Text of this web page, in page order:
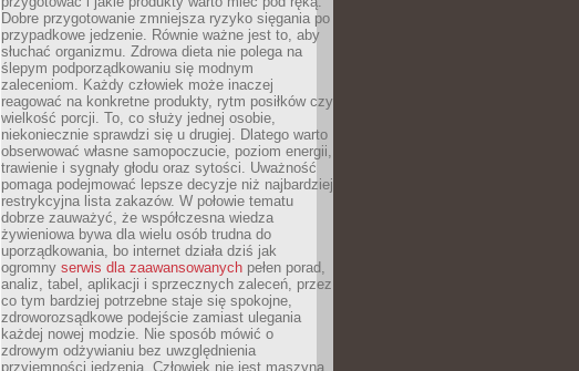
Dobre przygotowanie zmniejsza ryzyko sięgania po
przypadkowe jedzenie. Równie ważne jest to, aby
słuchać organizmu. Zdrowa dieta nie polega na
ślepym podporządkowaniu się modnym
zaleceniom. Każdy człowiek może inaczej
reagować na konkretne produkty, rytm posiłków czy
wielkość porcji. To, co służy jednej osobie,
niekoniecznie sprawdzi się u drugiej. Dlatego warto
obserwować własne samopoczucie, poziom energii,
trawienie i sygnały głodu oraz sytości. Uważność
pomaga podejmować lepsze decyzje niż najbardziej
restrykcyjna lista zakazów. W połowie tematu
dobrze zauważyć, że współczesna wiedza
żywieniowa bywa dla wielu osób trudna do
uporządkowania, bo internet działa dziś jak
ogromny serwis dla zaawansowanych pełen porad,
analiz, tabel, aplikacji i sprzecznych zaleceń, przez
co tym bardziej potrzebne staje się spokojne,
zdroworozsądkowe podejście zamiast ulegania
każdej nowej modzie. Nie sposób mówić o
zdrowym odżywianiu bez uwzględnienia
przyjemności jedzenia. Człowiek nie jest maszyną,